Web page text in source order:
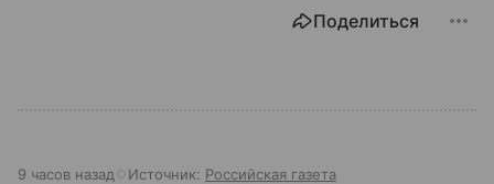
Поделиться
9 часов назад Источник: Российская газета